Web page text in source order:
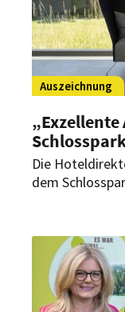
Auszeichnung
Die
dem
auditiert und
erstklassig